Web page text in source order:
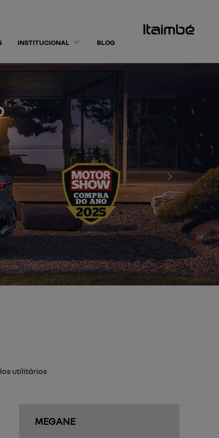
INSTITUCIONAL BLOG